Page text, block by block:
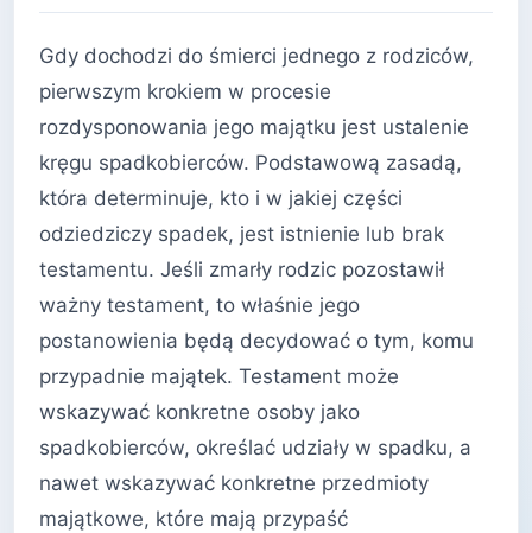
Gdy dochodzi do śmierci jednego z rodziców,
pierwszym krokiem w procesie
rozdysponowania jego majątku jest ustalenie
kręgu spadkobierców. Podstawową zasadą,
która determinuje, kto i w jakiej części
odziedziczy spadek, jest istnienie lub brak
testamentu. Jeśli zmarły rodzic pozostawił
ważny testament, to właśnie jego
postanowienia będą decydować o tym, komu
przypadnie majątek. Testament może
wskazywać konkretne osoby jako
spadkobierców, określać udziały w spadku, a
nawet wskazywać konkretne przedmioty
majątkowe, które mają przypaść